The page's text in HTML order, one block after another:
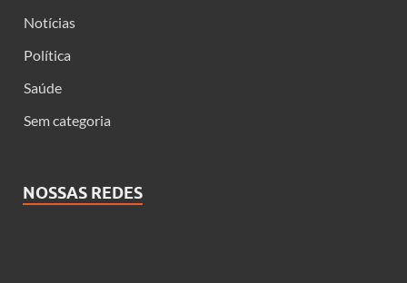
Notícias
Política
Saúde
Sem categoria
NOSSAS REDES